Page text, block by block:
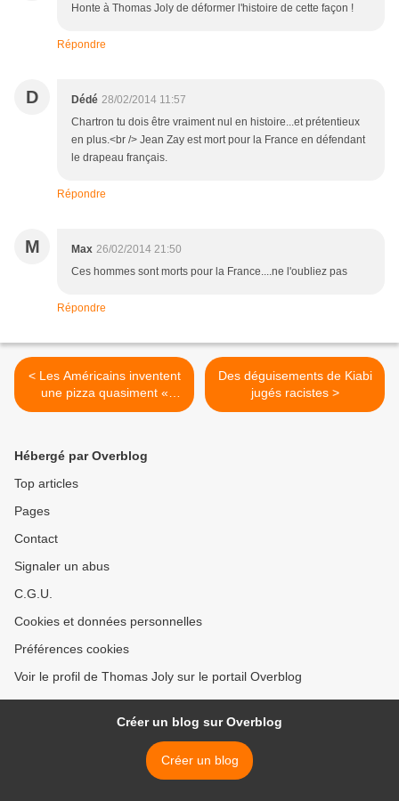
Honte à Thomas Joly de déformer l'histoire de cette façon !
Répondre
D Dédé 28/02/2014 11:57
Chartron tu dois être vraiment nul en histoire...et prétentieux
en plus.<br /> Jean Zay est mort pour la France en défendant
le drapeau français.
Répondre
M Max 26/02/2014 21:50
Ces hommes sont morts pour la France....ne l'oubliez pas
Répondre
< Les Américains inventent
une pizza quasiment «
impérissable »
Des déguisements de Kiabi
jugés racistes >
Hébergé par Overblog
Top articles
Pages
Contact
Signaler un abus
C.G.U.
Cookies et données personnelles
Préférences cookies
Voir le profil de Thomas Joly sur le portail Overblog
Créer un blog sur Overblog
Créer un blog